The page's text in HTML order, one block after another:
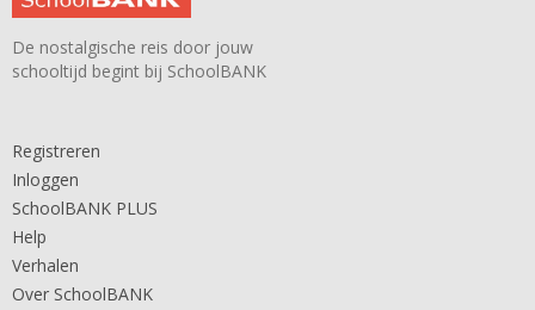
De nostalgische reis door jouw
schooltijd begint bij SchoolBANK
Registreren
Inloggen
SchoolBANK PLUS
Help
Verhalen
Over SchoolBANK